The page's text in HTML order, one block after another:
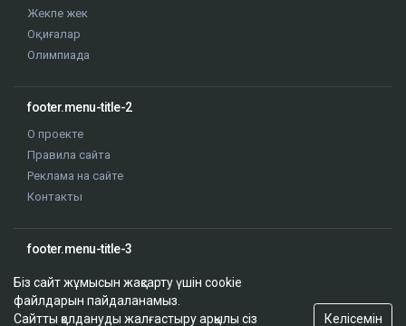
Жекпе жек
Оқиғалар
Олимпиада
footer.menu-title-2
О проекте
Правила сайта
Реклама на сайте
Контакты
footer.menu-title-3
Біз сайт жұмысын жақсарту үшін cookie
файлдарын пайдаланамыз.
Сайтты қолдануды жалғастыру арқылы сіз
Келісемін